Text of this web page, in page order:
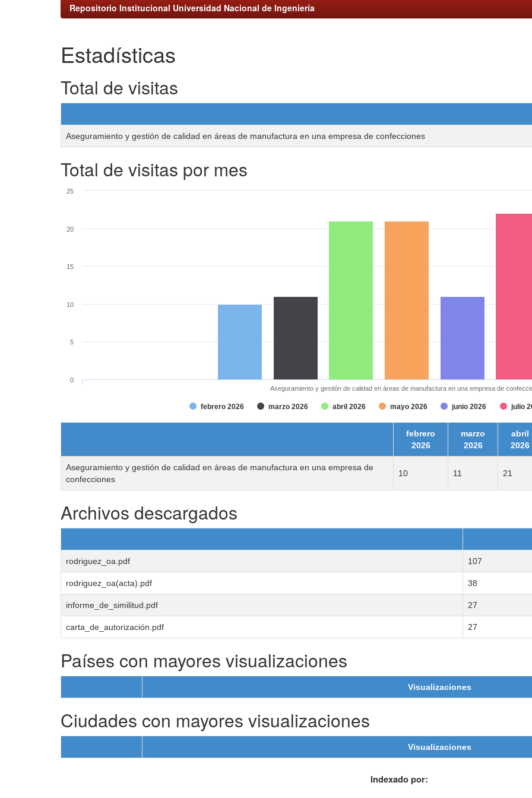
Repositorio Institucional Universidad Nacional de Ingeniería
Estadísticas
Total de visitas
Aseguramiento y gestión de calidad en áreas de manufactura en una empresa de confecciones
Total de visitas por mes
febrero 2026 marzo 2026 abril 2026 mayo 2026 junio 2026 julio
Aseguramiento y gestión de calidad en áreas de manufactura en una empresa de
0
5
10
15
20
25
febrero
2026
marzo
2026
abril
2026
Aseguramiento y gestión de calidad en áreas de manufactura en una empresa de
confecciones
10 11 21
Archivos descargados
rodriguez_oa.pdf 107
rodriguez_oa(acta).pdf 38
informe_de_similitud.pdf 27
carta_de_autorización.pdf 27
Países con mayores visualizaciones
Visualizaciones
Ciudades con mayores visualizaciones
Visualizaciones
Indexado por: